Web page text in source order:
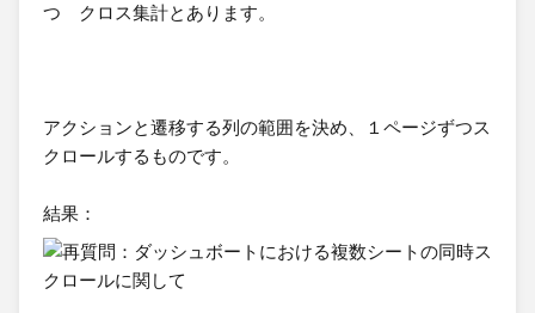
つ クロス集計とあります。
アクションと遷移する列の範囲を決め、１ページずつス
クロールするものです。
​結果：